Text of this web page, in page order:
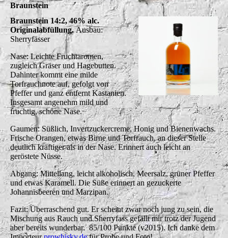
Braunstein
Braunstein 14:2, 46% alc.
Originalabfüllung.Ausbau:
Sherryfässer
Nase: Leichte Fruchtaromen,
zugleich Gräser und Hagebutten.
Dahinter kommt eine milde
Torfrauchnote auf, gefolgt von
Pfeffer und ganz entfernt Kastanien.
Insgesamt angenehm mild und
fruchtig, schöne Nase.
Gaumen: Süßlich, Invertzuckercreme, Honig und Bienenwachs.
Frische Orangen, etwas Birne und Torfrauch, an dieser Stelle
deutlich kräftiger als in der Nase. Erinnert auch leicht an
geröstete Nüsse.
Abgang: Mittellang, leicht alkoholisch, Meersalz, grüner Pfeffer
und etwas Karamell. Die Süße erinnert an gezuckerte
Johannisbeeren und Marzipan.
Fazit: Überraschend gut. Er scheint zwar noch jung zu sein, die
Mischung aus Rauch und Sherryfass gefällt mir trotz der Jugend
aber bereits wunderbar. 85/100 Punkte (v2015). Ich danke dem